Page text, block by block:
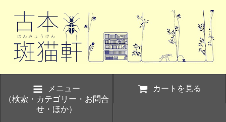
メニュー
（検索・カテゴリー・お問合
せ・ほか）
カートを見る